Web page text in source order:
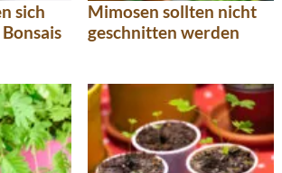
sich
Mimosen sollten nicht
geschnitten werden